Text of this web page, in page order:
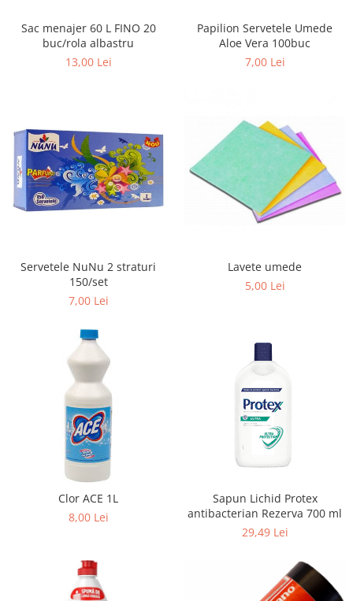
Sac menajer 60 L FINO 20
buc/rola albastru
13,00 Lei
Papilion Servetele Umede
Aloe Vera 100buc
7,00 Lei
Servetele NuNu 2 straturi
150/set
7,00 Lei
Lavete umede
5,00 Lei
Clor ACE 1L
8,00 Lei
Sapun Lichid Protex
antibacterian Rezerva 700 ml
29,49 Lei